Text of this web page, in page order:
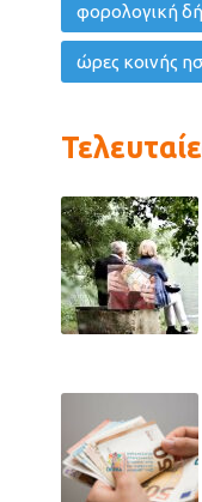
φορολογική
ώρες κοινής